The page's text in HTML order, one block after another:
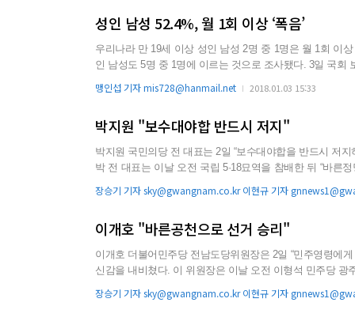
성인 남성 52.4%, 월 1회 이상 ‘폭음’
우리나라 만 19세 이상 성인 남성 2명 중 1명은 월 1회 이상 폭음을 하는 것으로 나
인 남성도 5명 중 1명에 이르는 것으로 조사됐다. 3일 국회 보건복지위원회 소속 국민의당 최도자 의원은 질병관리본부가 지난해 말
술자리에서 소주, 양주 구분 없이 각각의 술잔...
맹인섭 기자 mis728@hanmail.net 2018.01.03 15:33
박지원 "보수대야합 반드시 저지"
박지원 국민의당 전 대표는 2일 “보수대야합을 반드시 저지하겠다”고 목소리를 높였다.
박 전 대표는 이날 오전 국립 5·18묘역을 참배한 뒤 “바른
장승기 기자 sky@gwangnam.co.kr 이현규 기자
이개호 "바른공천으로 선거 승리"
이개호 더불어민주당 전남도당위원장은 2일 “민주영령에
신감을 내비쳤다. 이 위원장은 이날 오전 이형석 민주당 광주시당위원장을 비롯해 상무위원, 각 지역위원장, 선출직 공직자, 내년 출
인 지지로 만들어주신 문재인 정부가 안정되게 국정운영을
장승기 기자 sky@gwangnam.co.kr 이현규 기자